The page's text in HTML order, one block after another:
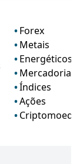
Forex
Metais
Energéticos
Mercadorias
Índices
Ações
Criptomoeda